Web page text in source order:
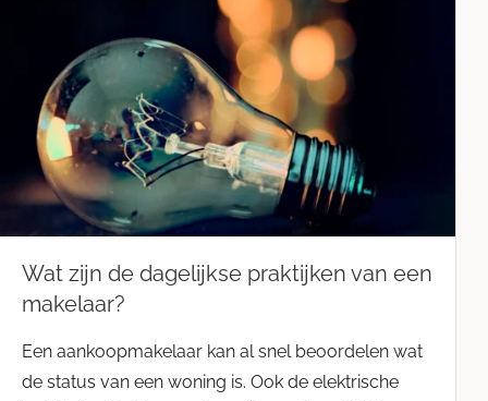
Wat zijn de dagelijkse praktijken van een
makelaar?
Een aankoopmakelaar kan al snel beoordelen wat
de status van een woning is. Ook de elektrische